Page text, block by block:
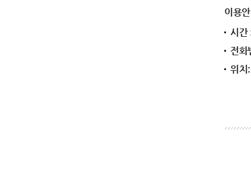
이용안
시간
전화
위